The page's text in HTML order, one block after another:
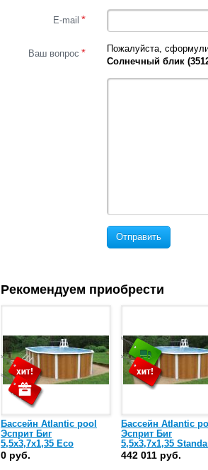
E-mail *
Ваш вопрос * Пожалуйста,
Солнечный блик
Отправить
Рекомендуем приобрести
Бассейн Atlantic pool
Эсприт Биг
5,5х3,7х1,35 Eco
0 руб.
Бассейн Atlantic
Эсприт Биг
5,5х3,7х1,35
442 011 руб.